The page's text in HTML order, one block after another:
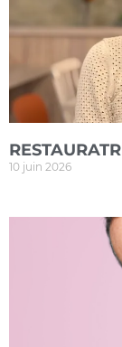
10 juin 2026